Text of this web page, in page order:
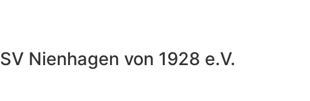
SV Nienhagen von 1928 e.V.